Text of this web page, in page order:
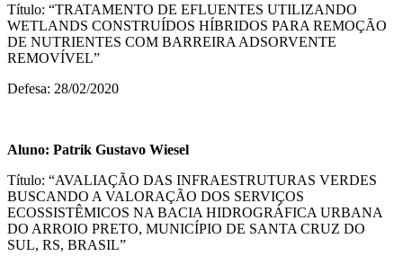
Título: “TRATAMENTO DE EFLUENTES UTILIZANDO
WETLANDS CONSTRUÍDOS HÍBRIDOS PARA REMOÇÃO
DE NUTRIENTES COM BARREIRA ADSORVENTE
REMOVÍVEL”
Defesa: 28/02/2020
Aluno: Patrik Gustavo Wiesel
Título: “AVALIAÇÃO DAS INFRAESTRUTURAS VERDES
BUSCANDO A VALORAÇÃO DOS SERVIÇOS
ECOSSISTÊMICOS NA BACIA HIDROGRÁFICA URBANA
DO ARROIO PRETO, MUNICÍPIO DE SANTA CRUZ DO
SUL, RS, BRASIL”